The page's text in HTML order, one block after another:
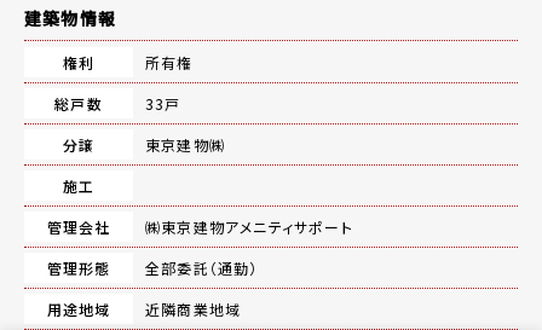
建築物情報
権利
所有権
総戸数
33戸
分譲
東京建物㈱
施工
管理会社
㈱東京建物アメニティサポート
管理形態
全部委託（通勤）
用途地域
近隣商業地域